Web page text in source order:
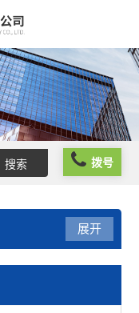
拨号
展开